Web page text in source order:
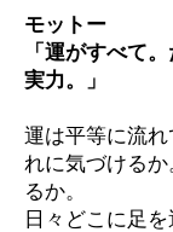
モットー
「運がすべて
実力。」
運は平等に流
れに気づける
るか。
日々どこに足